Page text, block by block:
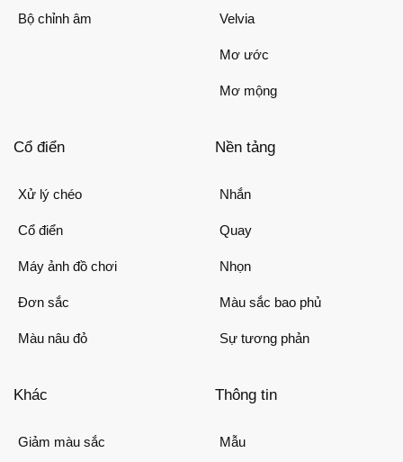
Bộ chỉnh âm Velvia
Mơ ước
Mơ mộng
Cổ điển
Xử lý chéo
Cổ điển
Máy ảnh đồ chơi
Đơn sắc
Màu nâu đỏ
Nền tảng
Nhắn
Quay
Nhọn
Màu sắc bao phủ
Sự tương phản
Khác
Giảm màu sắc
Thông tin
Mẫu